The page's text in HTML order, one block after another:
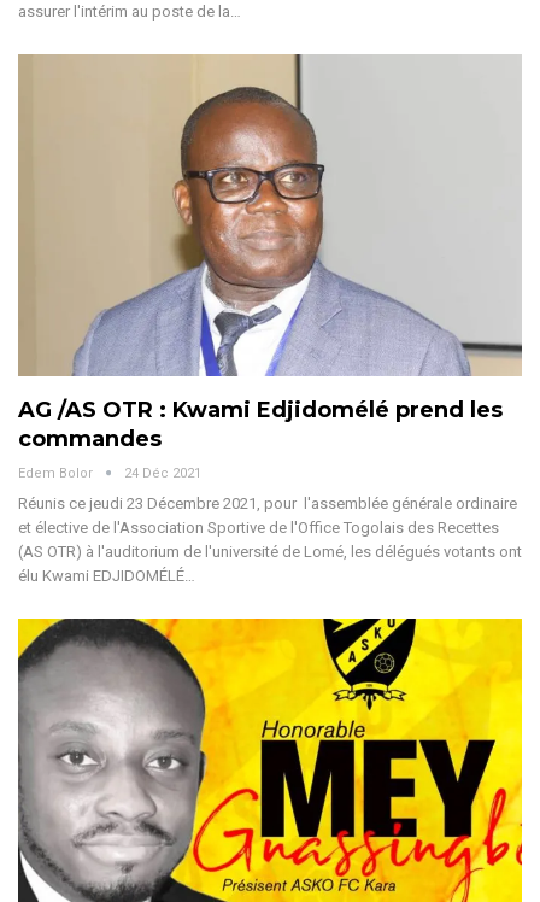
assurer l'intérim au poste de la…
AG /AS OTR : Kwami Edjidomélé prend les
commandes
Edem Bolor 24 Déc 2021
Réunis ce jeudi 23 Décembre 2021, pour l'assemblée générale ordinaire
et élective de l'Association Sportive de l'Office Togolais des Recettes
(AS OTR) à l'auditorium de l'université de Lomé, les délégués votants ont
élu Kwami EDJIDOMÉLÉ…